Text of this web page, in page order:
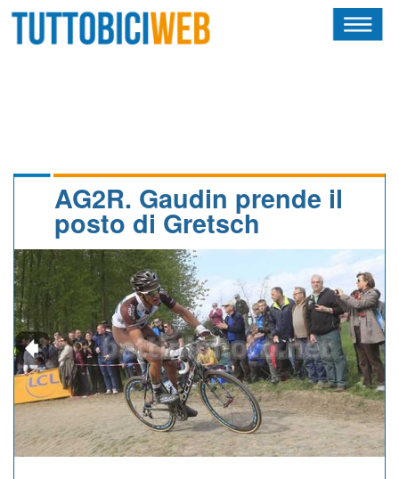
CALENDARIO
OSCAR
ALBI D'ORO
NEWSLETTER
AG2R. Gaudin prende il
posto di Gretsch